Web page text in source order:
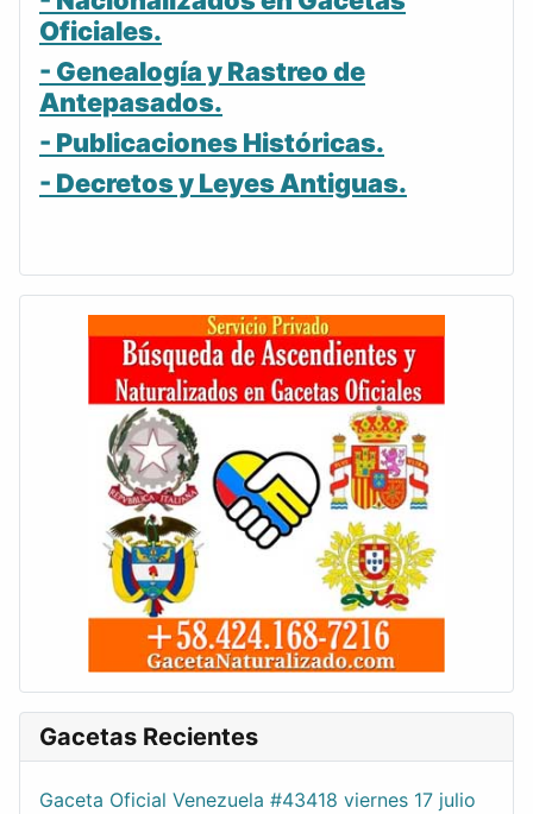
Oficiales.
- Genealogía y Rastreo de
Antepasados.
- Publicaciones Históricas.
- Decretos y Leyes Antiguas.
Gacetas Recientes
Gaceta Oficial Venezuela #43418 viernes 17 julio